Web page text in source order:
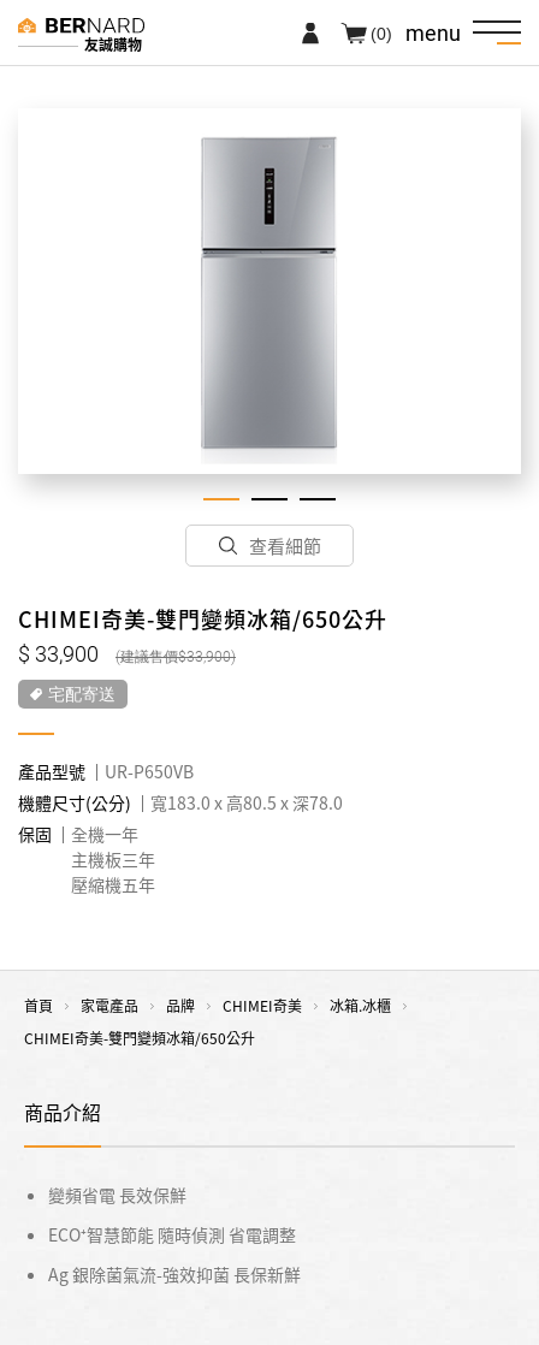
友誠購物 menu
(0)
查看細節
CHIMEI奇美-雙門變頻冰箱/650公升
33,900 33,900
宅配寄送
產品型號
UR-P650VB
機體尺寸(公分)
寬183.0 x 高80.5 x 深78.0
保固
全機一年
主機板三年
壓縮機五年
首頁 家電產品 品牌 CHIMEI奇美
冰箱.冰櫃
CHIMEI奇美-雙門變頻冰箱/650公升
商品介紹
變頻省電 長效保鮮
ECO⁺智慧節能 隨時偵測 省電調整
Ag 銀除菌氣流-強效抑菌 長保新鮮